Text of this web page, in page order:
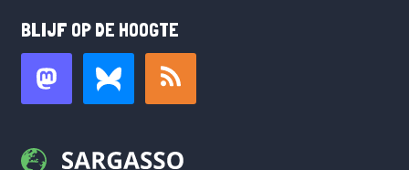
BLIJF OP DE HOOGTE